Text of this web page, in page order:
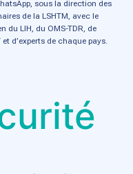
sous la direction des
de la LSHTM, avec le
du LIH, du OMS-TDR, de
et d’experts de chaque pays.